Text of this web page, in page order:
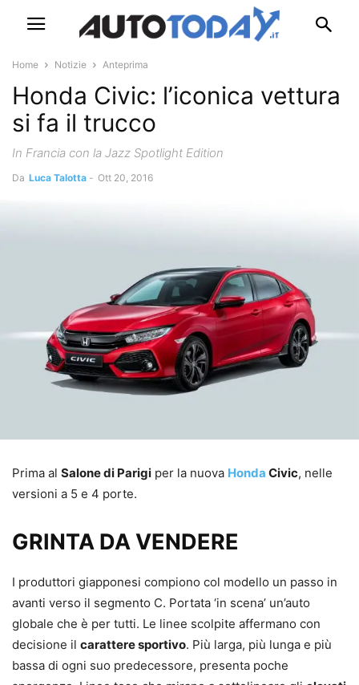
Home Notizie Anteprima
Honda Civic: l’iconica vettura
si fa il trucco
In Francia con la Jazz Spotlight Edition
Da Luca Talotta - Ott 20, 2016
Prima al Salone di Parigi per la nuova Honda Civic, nelle
versioni a 5 e 4 porte.
GRINTA DA VENDERE
I produttori giapponesi compiono col modello un passo in
avanti verso il segmento C. Portata ‘in scena’ un’auto
globale che è per tutti. Le linee scolpite affermano con
decisione il carattere sportivo. Più larga, più lunga e più
bassa di ogni suo predecessore, presenta poche